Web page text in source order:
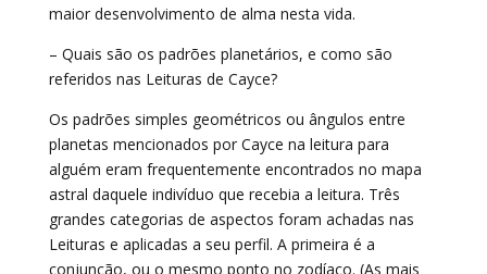
maior desenvolvimento de alma nesta vida.
– Quais são os padrões planetários, e como são
referidos nas Leituras de Cayce?
Os padrões simples geométricos ou ângulos entre
planetas mencionados por Cayce na leitura para
alguém eram frequentemente encontrados no mapa
astral daquele indivíduo que recebia a leitura. Três
grandes categorias de aspectos foram achadas nas
Leituras e aplicadas a seu perfil. A primeira é a
conjunção, ou o mesmo ponto no zodíaco. (As mais